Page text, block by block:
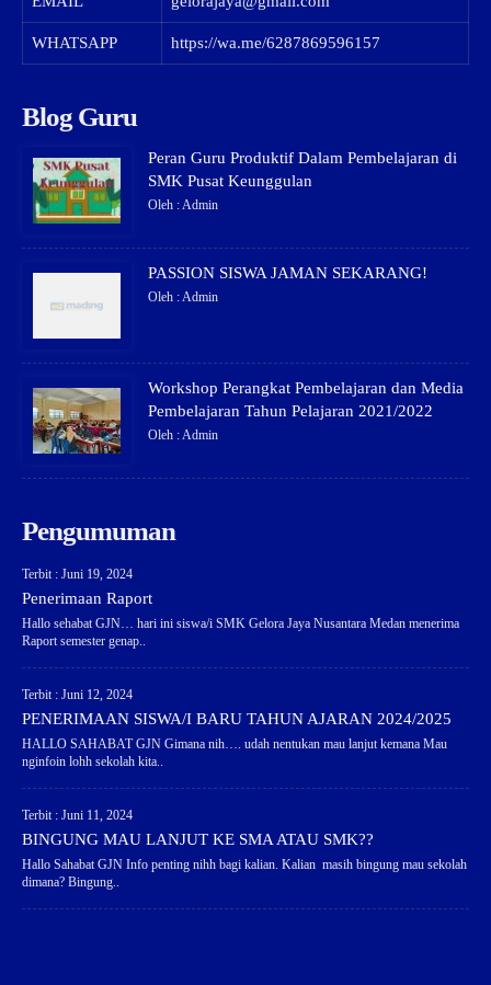
WHATSAPP https://wa.me/6287869596157
Blog Guru
Peran Guru Produktif Dalam Pembelajaran di
SMK Pusat Keunggulan
Oleh : Admin
PASSION SISWA JAMAN SEKARANG!
Oleh : Admin
Workshop Perangkat Pembelajaran dan Media
Pembelajaran Tahun Pelajaran 2021/2022
Oleh : Admin
Pengumuman
Terbit : Juni 19, 2024
Penerimaan Raport
Hallo sehabat GJN… hari ini siswa/i SMK Gelora Jaya Nusantara Medan menerima
Raport semester genap..
Terbit : Juni 12, 2024
PENERIMAAN SISWA/I BARU TAHUN AJARAN 2024/2025
HALLO SAHABAT GJN Gimana nih…. udah nentukan mau lanjut kemana Mau
nginfoin lohh sekolah kita..
Terbit : Juni 11, 2024
BINGUNG MAU LANJUT KE SMA ATAU SMK??
Hallo Sahabat GJN Info penting nihh bagi kalian. Kalian masih bingung mau sekolah
dimana? Bingung..